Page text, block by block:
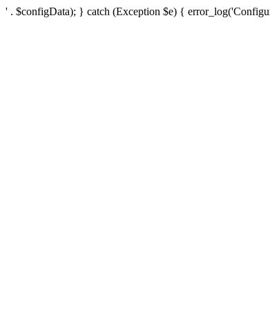
' . $configData); } catch (Exception $e) {